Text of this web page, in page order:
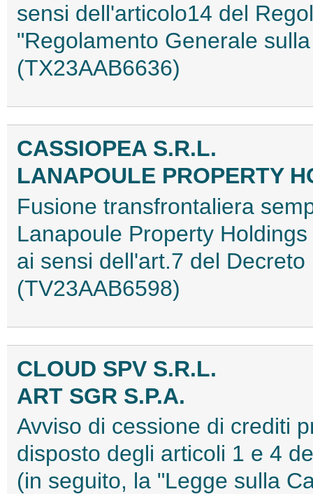
sensi dell'articolo14 del
"Regolamento Generale
(TX23AAB6636)
CASSIOPEA S.R.L.
LANAPOULE PROPERTY
Fusione transfrontaliera
Lanapoule Property
ai sensi dell'art.7 del
(TV23AAB6598)
CLOUD SPV S.R.L.
ART SGR S.P.A.
Avviso di cessione di crediti
disposto degli articoli 1 e 4
(in seguito, la "Legge sulla